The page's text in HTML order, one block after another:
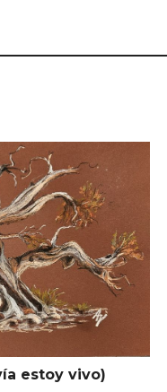
estoy vivo)